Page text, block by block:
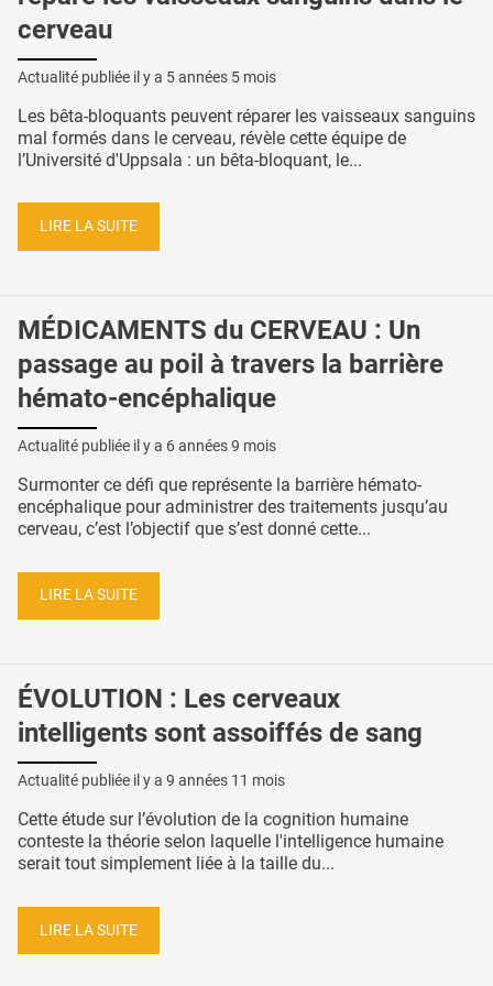
cerveau
Actualité publiée il y a 5 années 5 mois
Les bêta-bloquants peuvent réparer les vaisseaux sanguins
mal formés dans le cerveau, révèle cette équipe de
l’Université d'Uppsala : un bêta-bloquant, le...
LIRE LA SUITE
MÉDICAMENTS du CERVEAU : Un
passage au poil à travers la barrière
hémato-encéphalique
Actualité publiée il y a 6 années 9 mois
Surmonter ce défi que représente la barrière hémato-
encéphalique pour administrer des traitements jusqu’au
cerveau, c’est l’objectif que s’est donné cette...
LIRE LA SUITE
ÉVOLUTION : Les cerveaux
intelligents sont assoiffés de sang
Actualité publiée il y a 9 années 11 mois
Cette étude sur l’évolution de la cognition humaine
conteste la théorie selon laquelle l'intelligence humaine
serait tout simplement liée à la taille du...
LIRE LA SUITE